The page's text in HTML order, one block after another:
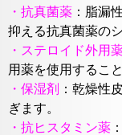
・抗真菌薬 ： 脂漏
抑える抗真菌薬の
・ステロイド外用
用薬を使用するこ
・保湿剤 ：乾燥性
ぎます。
・抗ヒスタミン薬 ：